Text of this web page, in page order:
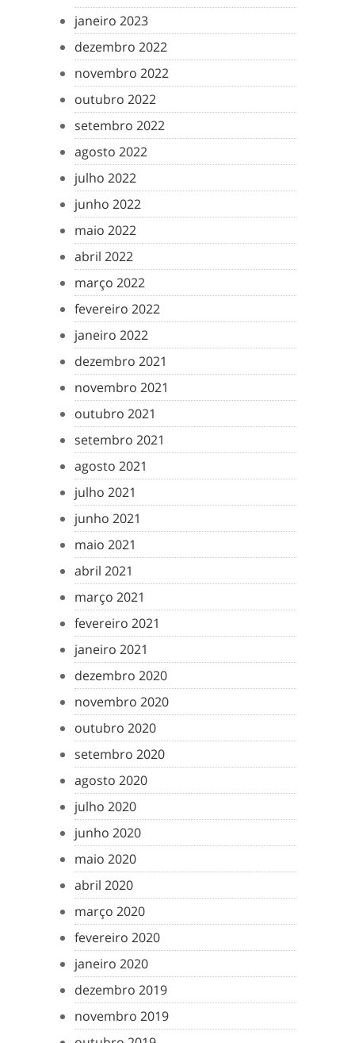
janeiro 2023
dezembro 2022
novembro 2022
outubro 2022
setembro 2022
agosto 2022
julho 2022
junho 2022
maio 2022
abril 2022
março 2022
fevereiro 2022
janeiro 2022
dezembro 2021
novembro 2021
outubro 2021
setembro 2021
agosto 2021
julho 2021
junho 2021
maio 2021
abril 2021
março 2021
fevereiro 2021
janeiro 2021
dezembro 2020
novembro 2020
outubro 2020
setembro 2020
agosto 2020
julho 2020
junho 2020
maio 2020
abril 2020
março 2020
fevereiro 2020
janeiro 2020
dezembro 2019
novembro 2019